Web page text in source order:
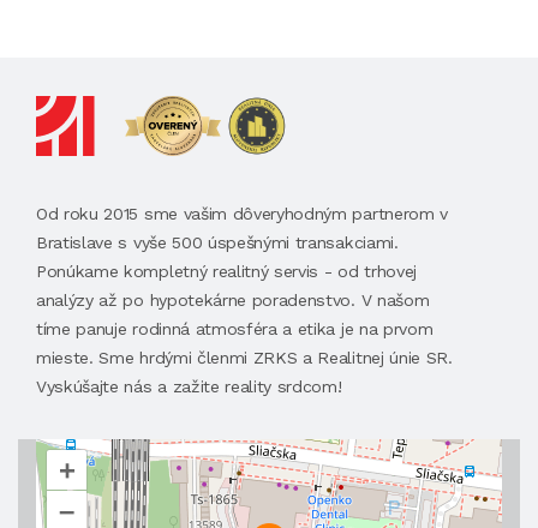
Od roku 2015 sme vašim dôveryhodným partnerom v
Bratislave s vyše 500 úspešnými transakciami.
Ponúkame kompletný realitný servis - od trhovej
analýzy až po hypotekárne poradenstvo. V našom
tíme panuje rodinná atmosféra a etika je na prvom
mieste. Sme hrdými členmi ZRKS a Realitnej únie SR.
Vyskúšajte nás a zažite reality srdcom!
+
–